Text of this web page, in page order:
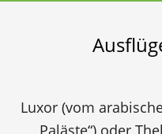
Luxor (vom
Paläste“) oder